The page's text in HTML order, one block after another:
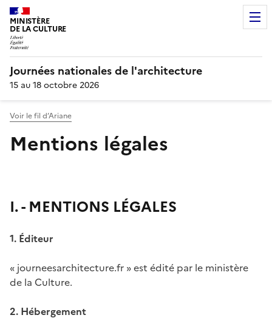
MINISTÈRE
DE LA CULTURE
Journées nationales de l'architecture
15 au 18 octobre 2026
Voir le fil d’Ariane
Mentions légales
I. - MENTIONS LÉGALES
1. Éditeur
« journeesarchitecture.fr » est édité par le ministère
de la Culture.
2. Hébergement